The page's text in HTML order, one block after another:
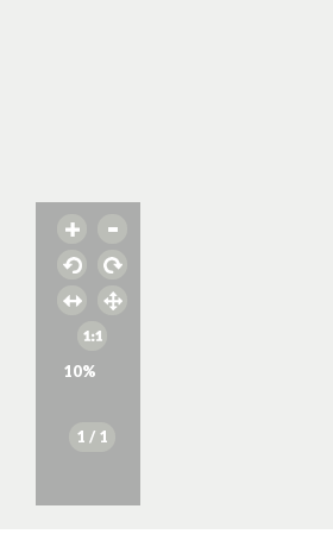
10%
1 / 1